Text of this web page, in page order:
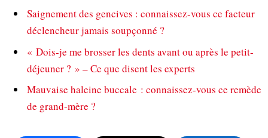
Saignement des gencives : connaissez-vous ce facteur
déclencheur jamais soupçonné ?
« Dois-je me brosser les dents avant ou après le petit-
déjeuner ? » – Ce que disent les experts
Mauvaise haleine buccale : connaissez-vous ce remède
de grand-mère ?